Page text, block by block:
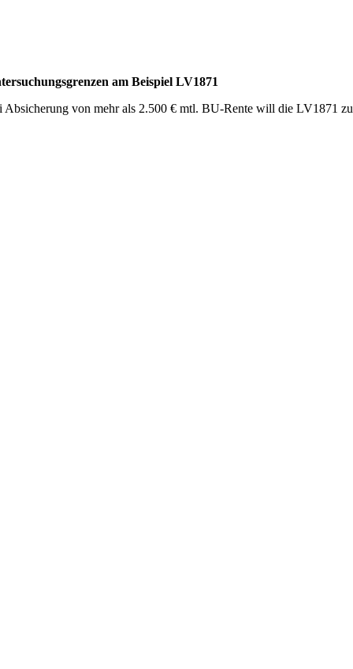
am Beispiel LV1871
Absicherung von mehr als 2.500 € mtl. BU-Rente will die LV1871